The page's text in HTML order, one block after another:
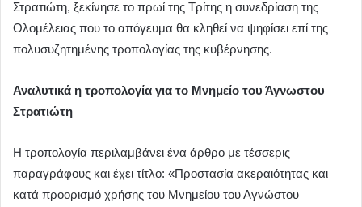
Στρατιώτη, ξεκίνησε το πρωί της Τρίτης η συνεδρίαση της
Ολομέλειας που το απόγευμα θα κληθεί να ψηφίσει επί της
πολυσυζητημένης τροπολογίας της κυβέρνησης.
Αναλυτικά η τροπολογία για το Μνημείο του Άγνωστου
Στρατιώτη
Η τροπολογία περιλαμβάνει ένα άρθρο με τέσσερις
παραγράφους και έχει τίτλο: «Προστασία ακεραιότητας και
κατά προορισμό χρήσης του Μνημείου του Αγνώστου